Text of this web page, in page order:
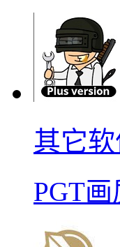
其它
PGT